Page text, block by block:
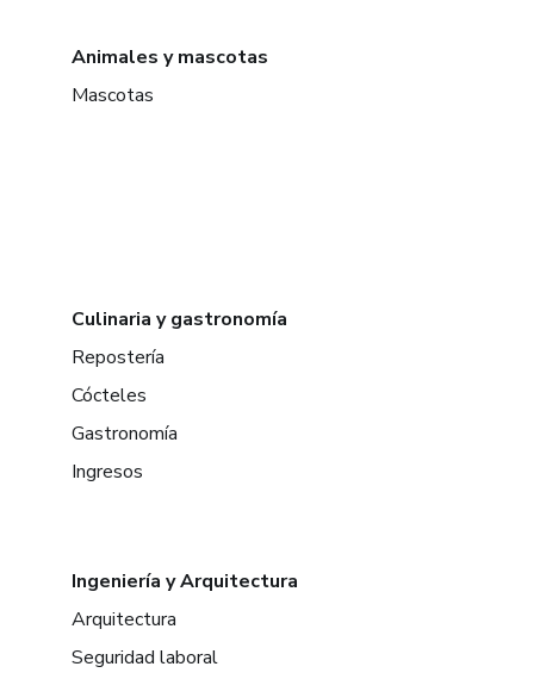
Animales y mascotas
Mascotas
Culinaria y gastronomía
Repostería
Cócteles
Gastronomía
Ingresos
Ingeniería y Arquitectura
Arquitectura
Seguridad laboral